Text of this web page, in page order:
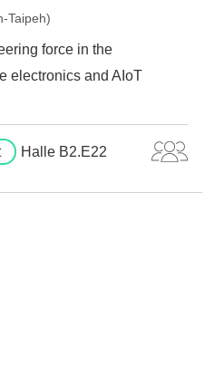
Taipeh)
force in the
electronics and AIoT
Halle B2.E22